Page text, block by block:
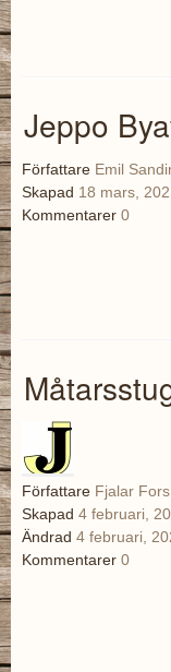
Jeppo
Författare Emil
Skapad 18 mars,
Kommentarer 0
Författare Fjalar Fors
Skapad 4 februari,
Ändrad 4 februari,
Kommentarer 0